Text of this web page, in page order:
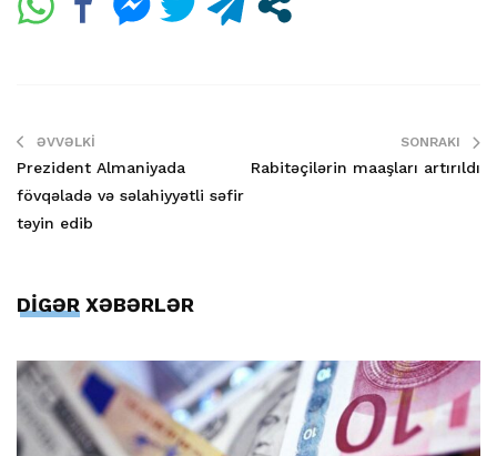
ƏVVƏLKI
Prezident Almaniyada
fövqəladə və səlahiyyətli səfir
təyin edib
SONRAKI
Rabitəçilərin maaşları artırıldı
DİGƏR XƏBƏRLƏR